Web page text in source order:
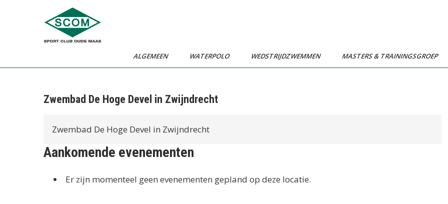
ALGEMEEN WATERPOLO WEDSTRIJDZWEMMEN MASTERS & TRAININGSGROEP
Zwembad De Hoge Devel in Zwijndrecht
Zwembad De Hoge Devel in Zwijndrecht
Aankomende evenementen
Er zijn momenteel geen evenementen gepland op deze locatie.